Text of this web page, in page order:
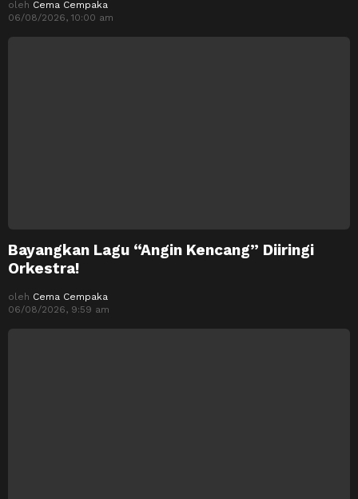
oleh Cema Cempaka
06/08/2026, 10:00 am
Bayangkan Lagu “Angin Kencang” Diiringi
Orkestra!
oleh Cema Cempaka
06/08/2026, 9:59 am